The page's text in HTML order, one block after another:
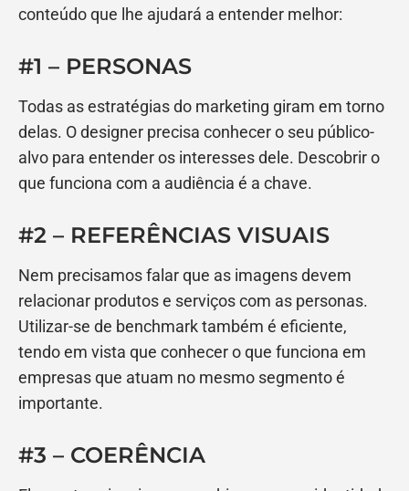
conteúdo que lhe ajudará a entender melhor:
#1 – PERSONAS
Todas as estratégias do marketing giram em torno
delas. O designer precisa conhecer o seu público-
alvo para entender os interesses dele. Descobrir o
que funciona com a audiência é a chave.
#2 – REFERÊNCIAS VISUAIS
Nem precisamos falar que as imagens devem
relacionar produtos e serviços com as personas.
Utilizar-se de benchmark também é eficiente,
tendo em vista que conhecer o que funciona em
empresas que atuam no mesmo segmento é
importante.
#3 – COERÊNCIA